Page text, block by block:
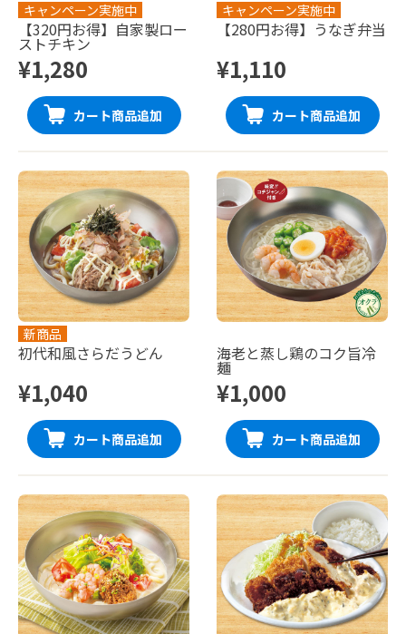
キャンペーン実施中
【320円お得】自家製ロー
ストチキン
¥1,280
カート商品追加
キャンペーン実施中
【280円お得】うなぎ弁当
¥1,110
カート商品追加
新商品
初代和風さらだうどん
¥1,040
カート商品追加
海老と蒸し鶏のコク旨冷
麺
¥1,000
カート商品追加